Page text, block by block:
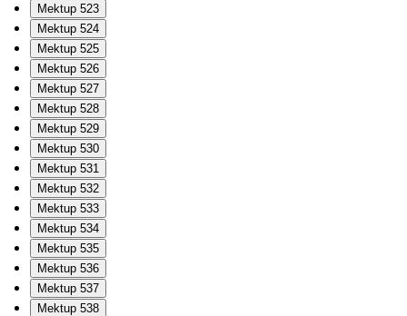
Mektup 523
Mektup 524
Mektup 525
Mektup 526
Mektup 527
Mektup 528
Mektup 529
Mektup 530
Mektup 531
Mektup 532
Mektup 533
Mektup 534
Mektup 535
Mektup 536
Mektup 537
Mektup 538